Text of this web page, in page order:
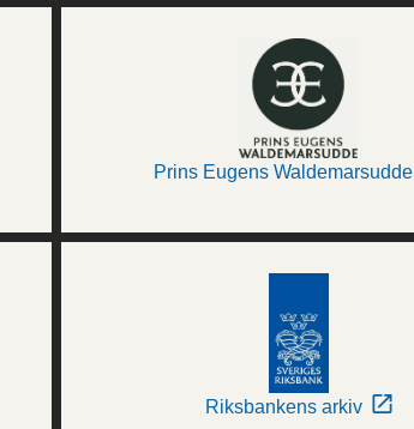
Prins Eugens Waldemarsudde
Riksbankens arkiv